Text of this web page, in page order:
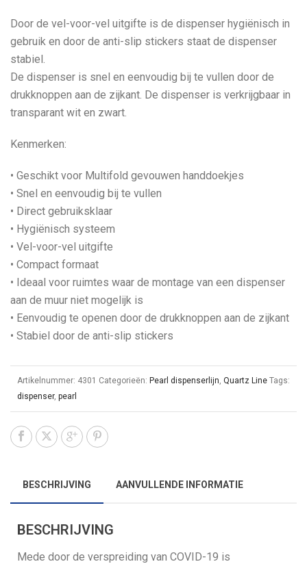
Door de vel-voor-vel uitgifte is de dispenser hygiënisch in
gebruik en door de anti-slip stickers staat de dispenser
stabiel.
De dispenser is snel en eenvoudig bij te vullen door de
drukknoppen aan de zijkant. De dispenser is verkrijgbaar in
transparant wit en zwart.
Kenmerken:
• Geschikt voor Multifold gevouwen handdoekjes
• Snel en eenvoudig bij te vullen
• Direct gebruiksklaar
• Hygiënisch systeem
• Vel-voor-vel uitgifte
• Compact formaat
• Ideaal voor ruimtes waar de montage van een dispenser
aan de muur niet mogelijk is
• Eenvoudig te openen door de drukknoppen aan de zijkant
• Stabiel door de anti-slip stickers
Artikelnummer: 4301 Categorieën: Pearl dispenserlijn, Quartz Line Tags:
dispenser, pearl
BESCHRIJVING AANVULLENDE INFORMATIE
BESCHRIJVING
Mede door de verspreiding van COVID-19 is